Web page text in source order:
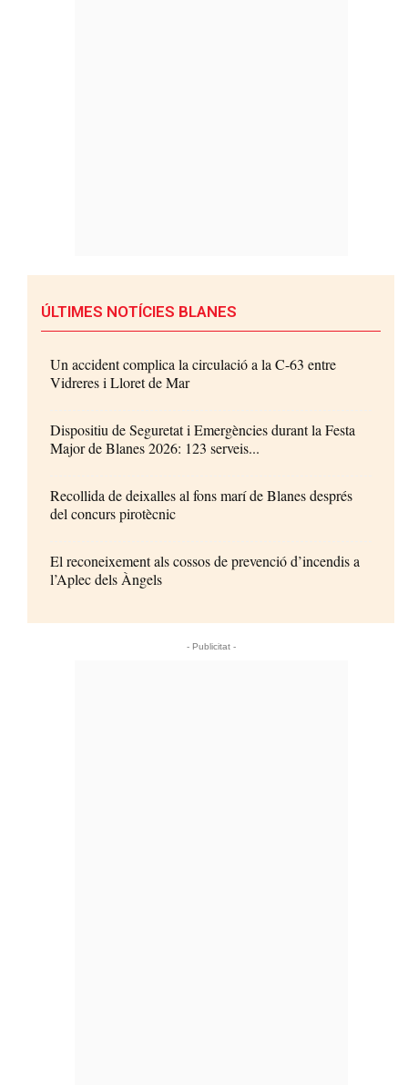
ÚLTIMES NOTÍCIES BLANES
Un accident complica la circulació a la C-63 entre
Vidreres i Lloret de Mar
Dispositiu de Seguretat i Emergències durant la Festa
Major de Blanes 2026: 123 serveis...
Recollida de deixalles al fons marí de Blanes després
del concurs pirotècnic
El reconeixement als cossos de prevenció d’incendis a
l’Aplec dels Àngels
- Publicitat -